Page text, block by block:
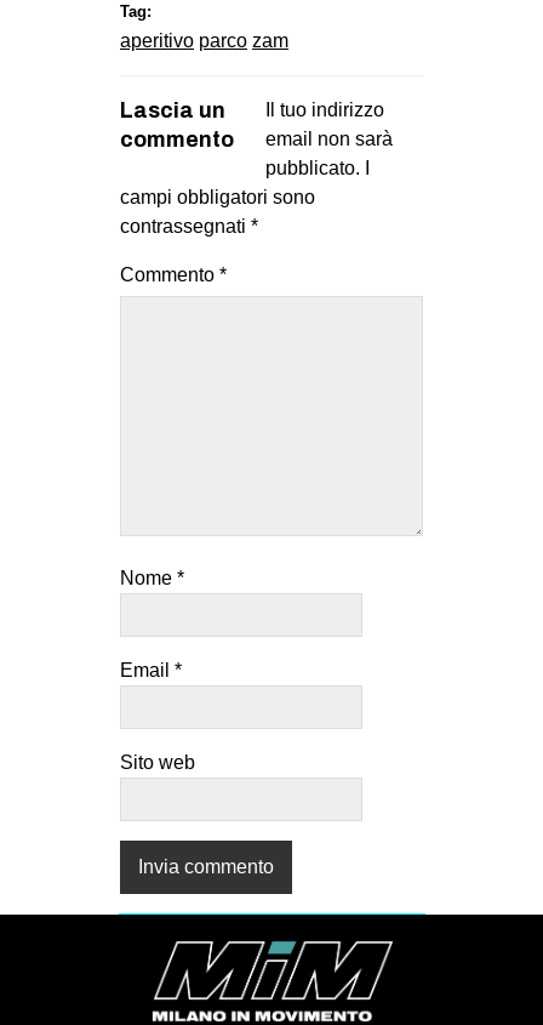
Tag:
aperitivo parco zam
Lascia un
commento
Il tuo indirizzo
email non sarà
pubblicato.
campi obbligatori sono
contrassegnati *
Commento *
Nome *
Email *
Sito web